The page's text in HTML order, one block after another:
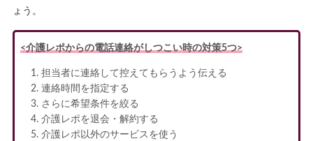
ょう。
<介護レポからの電話連絡がしつこい時の対策5つ>
担当者に連絡して控えてもらうよう伝える
連絡時間を指定する
さらに希望条件を絞る
介護レポを退会・解約する
介護レポ以外のサービスを使う